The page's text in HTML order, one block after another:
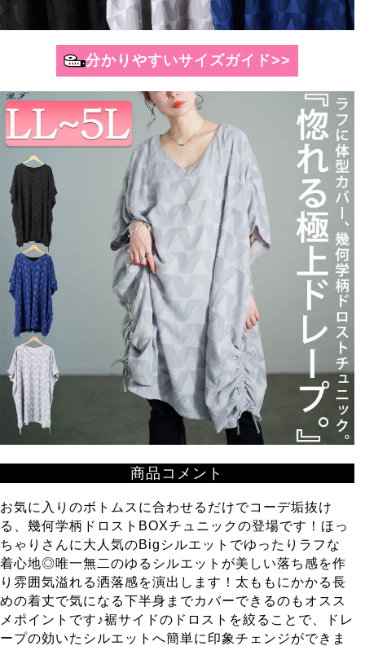
分かりやすいサイズガイド>>
商品コメント
お気に入りのボトムスに合わせるだけでコーデ垢抜け
る、幾何学柄ドロストBOXチュニックの登場です！ほっ
ちゃりさんに大人気のBigシルエットでゆったりラフな
着心地◎唯一無二のゆるシルエットが美しい落ち感を作
り雰囲気溢れる洒落感を演出します！太ももにかかる長
めの着丈で気になる下半身までカバーできるのもオスス
メポイントです♪裾サイドのドロストを絞ることで、ドレ
ープの効いたシルエットへ簡単に印象チェンジができま